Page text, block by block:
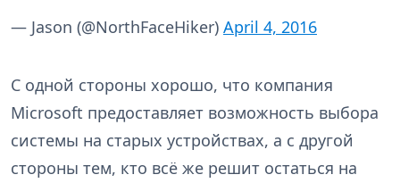
— Jason (@NorthFaceHiker) April 4, 2016
С одной стороны хорошо, что компания
Microsoft предоставляет возможность выбора
системы на старых устройствах, а с другой
стороны тем, кто всё же решит остаться на